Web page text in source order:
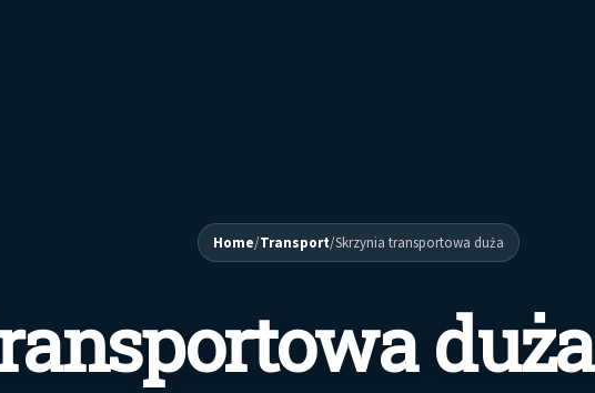
Home/Transport/Skrzynia transportowa duża
duża